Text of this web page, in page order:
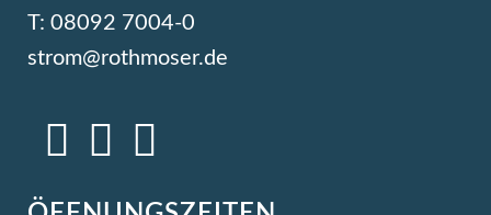
T: 08092 7004-0
strom@rothmoser.de